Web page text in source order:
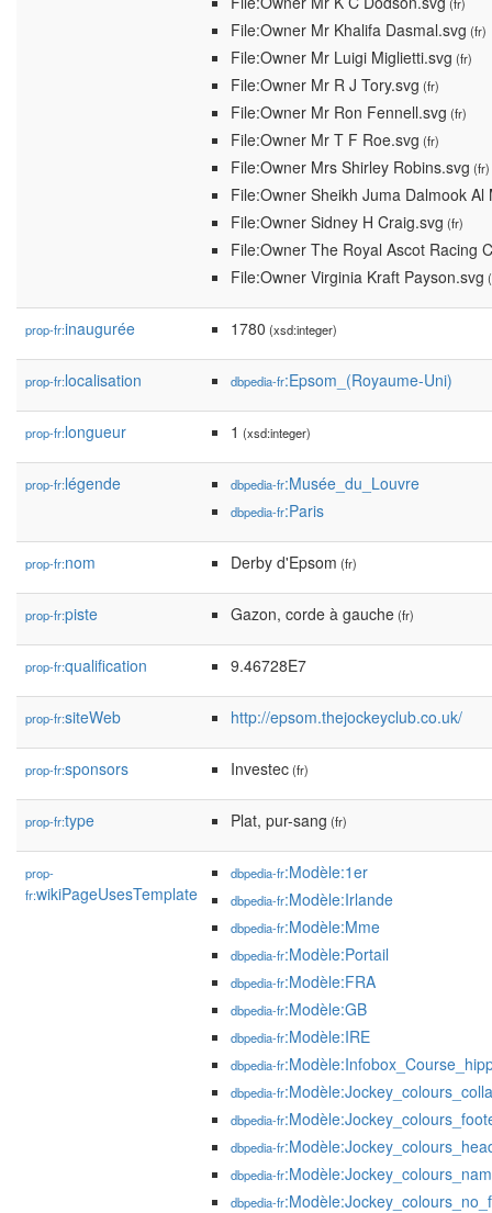
File:Owner Mr Khalifa Dasmal.svg (fr)
File:Owner Mr Luigi Miglietti.svg (fr)
File:Owner Mr R J Tory.svg (fr)
File:Owner Mr Ron Fennell.svg (fr)
File:Owner Mr T F Roe.svg (fr)
File:Owner Mrs Shirley Robins.svg (fr)
File:Owner Sheikh Juma Dalmook Al
File:Owner Sidney H Craig.svg (fr)
File:Owner The Royal Ascot Racing
File:Owner Virginia Kraft Payson.svg
prop-fr:inaugurée 1780 (xsd:integer)
prop-fr:localisation dbpedia-fr:Epsom_(Royaume-Uni)
prop-fr:longueur 1 (xsd:integer)
prop-fr:légende dbpedia-fr:Musée_du_Louvre
dbpedia-fr:Paris
prop-fr:nom Derby d'Epsom (fr)
prop-fr:piste Gazon, corde à gauche(fr)
prop-fr:qualification 9.46728E7
prop-fr:siteWeb http://epsom.thejockeyclub.co.uk/
prop-fr:sponsors Investec(fr)
prop-fr:type Plat, pur-sang (fr)
prop-
fr:wikiPageUsesTemplate
dbpedia-fr:Modèle:1er
dbpedia-fr:Modèle:Irlande
dbpedia-fr:Modèle:Mme
dbpedia-fr:Modèle:Portail
dbpedia-fr:Modèle:FRA
dbpedia-fr:Modèle:GB
dbpedia-fr:Modèle:IRE
dbpedia-fr
dbpedia-fr
dbpedia-fr
dbpedia-fr
dbpedia-fr
dbpedia-fr